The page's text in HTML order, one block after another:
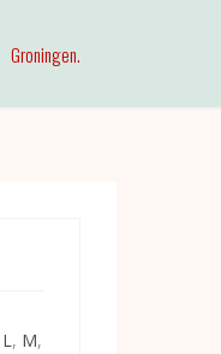
Groningen.
L, M,